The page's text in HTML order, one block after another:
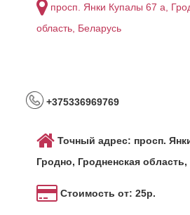
просп. Янки Купалы 67 а,
область, Беларусь
+375336969769
Точный адрес: просп.
Гродно, Гродненская
Стоимость от: 25р.